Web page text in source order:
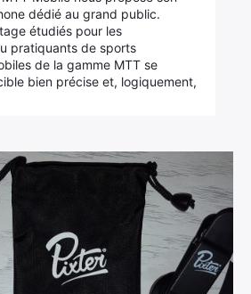
dédié au grand public.
étudiés pour les
pratiquants de sports
de la gamme MTT se
bien précise et, logiquement,